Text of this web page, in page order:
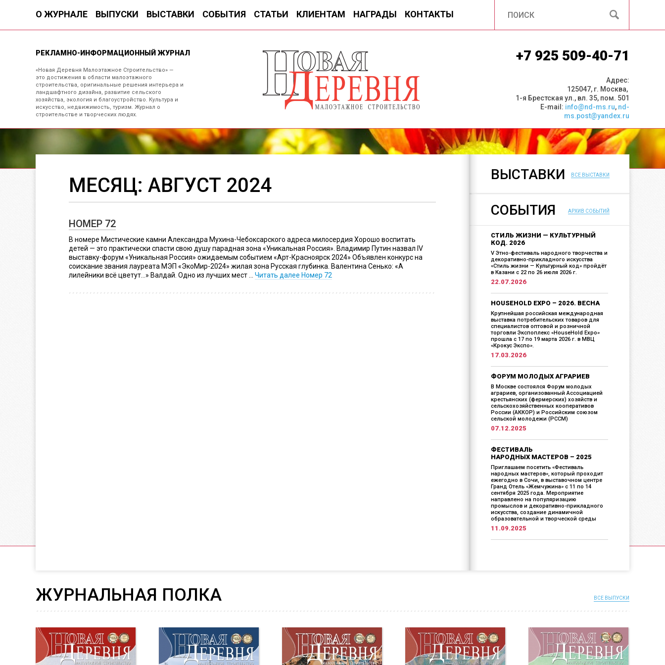
О ЖУРНАЛЕ ВЫПУСКИ ВЫСТАВКИ СОБЫТИЯ СТАТЬИ КЛИЕНТАМ НАГРАДЫ КОНТАКТЫ
РЕКЛАМНО-ИНФОРМАЦИОННЫЙ ЖУРНАЛ
«Новая Деревня Малоэтажное Строительство» —
это достижения в области малоэтажного
строительства, оригинальные решения интерьера и
ландшафтного дизайна, развитие сельского
хозяйства, экология и благоустройство. Культура и
искусство, недвижимость, туризм. Журнал о
строительстве и творческих людях.
+7 925 509-40-71
Адрес:
125047, г. Москва,
1-я Брестская ул., вл. 35, пом. 501
E-mail: info@nd-ms.ru, nd-
ms.post@yandex.ru
МЕСЯЦ: АВГУСТ 2024
НОМЕР 72
В номере Мистические камни Александра Мухина-Чебоксарского адреса милосердия Хорошо воспитать
детей — это практически спасти свою душу парадная зона «Уникальная Россия». Владимир Путин назвал IV
выставку-форум «Уникальная Россия» ожидаемым событием «Арт-Красноярск 2024» Объявлен конкурс на
соискание звания лауреата МЭП «ЭкоМир-2024» жилая зона Русская глубинка. Валентина Сенько: «А
лилейники всё цветут…» Валдай. Одно из лучших мест … Читать далее Номер 72
ВЫСТАВКИ ВСЕ ВЫСТАВКИ
СОБЫТИЯ АРХИВ СОБЫТИЙ
СТИЛЬ ЖИЗНИ — КУЛЬТУРНЫЙ
КОД. 2026
V Этно-фестиваль народного творчества и
декоративно-прикладного искусства
«Стиль жизни — Культурный код» пройдёт
в Казани с 22 по 26 июля 2026 г.
22.07.2026
HOUSEHOLD EXPO – 2026. ВЕСНА
Крупнейшая российская международная
выставка потребительских товаров для
специалистов оптовой и розничной
торговли Экспоплекс «HouseHold Expo»
прошла с 17 по 19 марта 2026 г. в МВЦ
«Крокус Экспо».
17.03.2026
ФОРУМ МОЛОДЫХ АГРАРИЕВ
В Москве состоялся Форум молодых
аграриев, организованный Ассоциацией
крестьянских (фермерских) хозяйств и
сельскохозяйственных кооперативов
России (АККОР) и Российским союзом
сельской молодежи (РССМ)
07.12.2025
ФЕСТИВАЛЬ
НАРОДНЫХ МАСТЕРОВ – 2025
Приглашаем посетить «Фестиваль
народных мастеров», который проходит
ежегодно в Сочи, в выставочном центре
Гранд Отель «Жемчужина» с 11 по 14
сентября 2025 года. Мероприятие
направлено на популяризацию
промыслов и декоративно-прикладного
искусства, создание динамичной
образовательной и творческой среды
11.09.2025
ЖУРНАЛЬНАЯ ПОЛКА ВСЕ ВЫПУСКИ